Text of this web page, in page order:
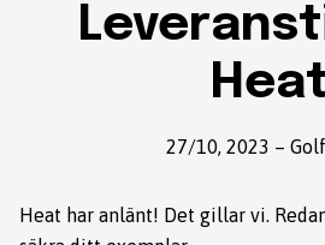
27/10, 2023 –
Heat har anlänt! Det gillar vi.